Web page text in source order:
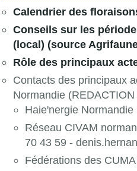
Calendrier des
Conseils sur les
(local) (source
Rôle des principaux
Contacts des principaux
Normandie
Haie'nergie
Réseau CIVAM
70 43 59 -
Fédérations des